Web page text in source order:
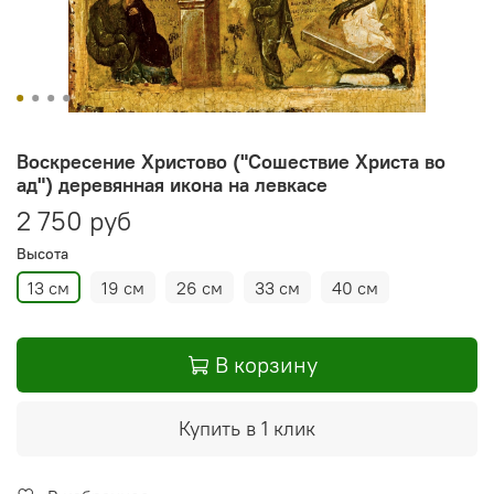
Воскресение Христово ("Сошествие Христа во
ад") деревянная икона на левкасе
2 750 руб
Высота
13 см 19 см 26 см 33 см 40 см
В корзину
Купить в 1 клик